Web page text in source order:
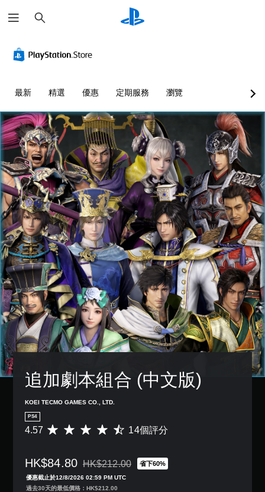
尋
最新 精選 優惠 定期服務 瀏覽
追加劇本組合 (中文版)
KOEI TECMO GAMES CO., LTD.
PS4
平
分
為
4
4.57 14個評分
HK$84.80 折扣前原價為HK$212.00
HK$212.00 省下60%
優惠截止於12/8/2026 02:59 PM UTC
過去30天的最低價格：HK$212.00